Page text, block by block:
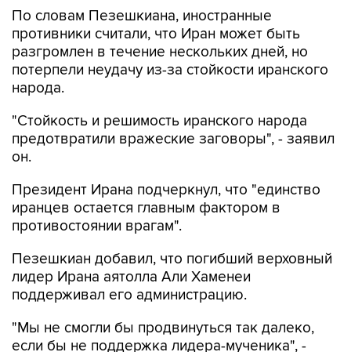
По словам Пезешкиана, иностранные
противники считали, что Иран может быть
разгромлен в течение нескольких дней, но
потерпели неудачу из-за стойкости иранского
народа.
"Стойкость и решимость иранского народа
предотвратили вражеские заговоры", - заявил
он.
Президент Ирана подчеркнул, что "единство
иранцев остается главным фактором в
противостоянии врагам".
Пезешкиан добавил, что погибший верховный
лидер Ирана аятолла Али Хаменеи
поддерживал его администрацию.
"Мы не смогли бы продвинуться так далеко,
если бы не поддержка лидера-мученика", -